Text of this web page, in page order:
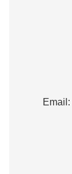
Email: